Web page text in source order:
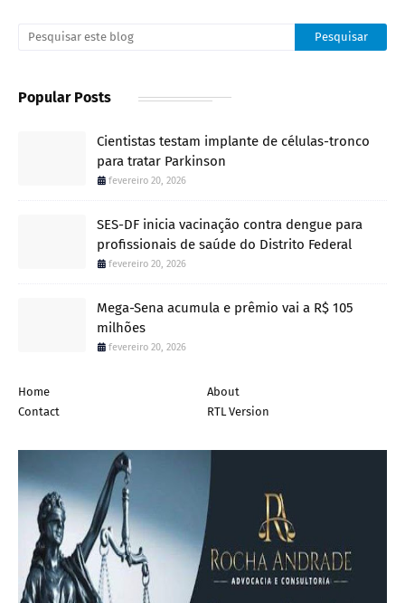
Popular Posts
Cientistas testam implante de células-tronco
para tratar Parkinson
fevereiro 20, 2026
SES-DF inicia vacinação contra dengue para
profissionais de saúde do Distrito Federal
fevereiro 20, 2026
Mega-Sena acumula e prêmio vai a R$ 105
milhões
fevereiro 20, 2026
Home
About
Contact
RTL Version